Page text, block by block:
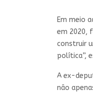
Em meio
em 2020,
construir
política”,
A ex-
não